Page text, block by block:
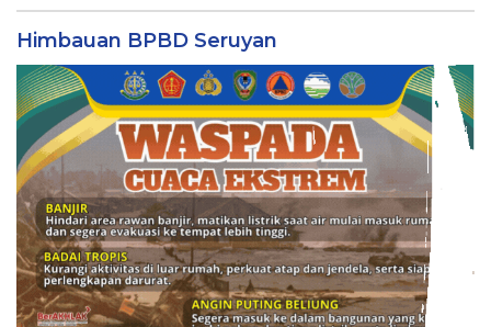
Himbauan BPBD Seruyan